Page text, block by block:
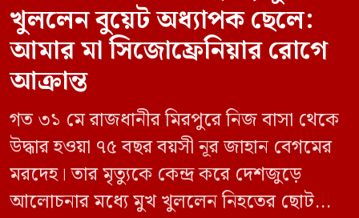
খুললেন বুয়েট অধ্যাপক ছেলে:
আমার মা সিজোফ্রেনিয়ার রোগে
আক্রান্ত
গত ৩১ মে রাজধানীর মিরপুরে নিজ বাসা থেকে
উদ্ধার হওয়া ৭৫ বছর বয়সী নূর জাহান বেগমের
মরদেহ। তার মৃত্যুকে কেন্দ্র করে দেশজুড়ে
আলোচনার মধ্যে মুখ খুললেন নিহতের ছোট